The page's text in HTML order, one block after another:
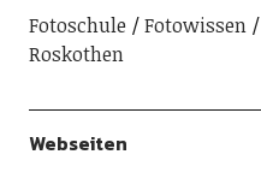
Fotoschule Fotowissen
Roskothen
Webseiten